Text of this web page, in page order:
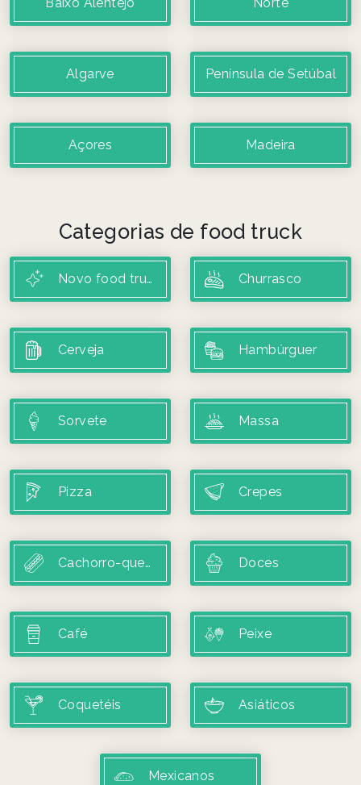
Algarve Península de Setúbal
Açores Madeira
Categorias de food truck
Novo food trucks Churrasco
Cerveja Hambúrguer
Sorvete Massa
Pizza Crepes
Cachorro-quente Doces
Café Peixe
Coquetéis Asiáticos
Mexicanos